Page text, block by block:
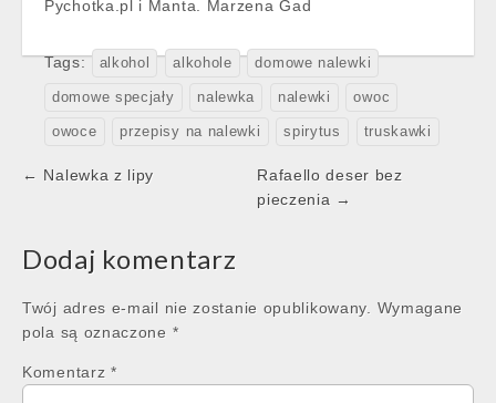
Pychotka.pl i Manta. Marzena Gad
Tags: alkohol alkohole domowe nalewki
domowe specjały nalewka nalewki owoc
owoce przepisy na nalewki spirytus truskawki
Post
← Nalewka z lipy
Rafaello deser bez
pieczenia →
Dodaj komentarz
Twój adres e-mail nie zostanie opublikowany.
Wymagane
pola są oznaczone *
Komentarz *